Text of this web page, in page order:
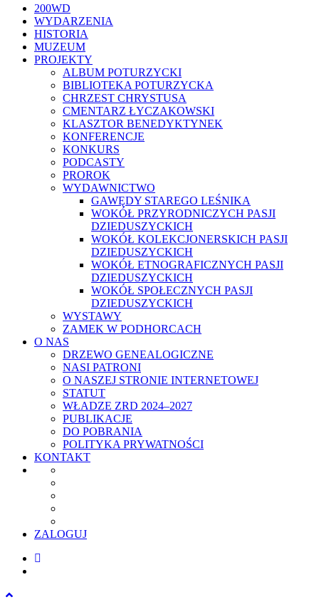
Close
Menu
200WD
WYDARZENIA
HISTORIA
MUZEUM
PROJEKTY
ALBUM POTURZYCKI
BIBLIOTEKA POTURZYCKA
CHRZEST CHRYSTUSA
CMENTARZ ŁYCZAKOWSKI
KLASZTOR BENEDYKTYNEK
KONFERENCJE
KONKURS
PODCASTY
PROROK
WYDAWNICTWO
GAWĘDY STAREGO LEŚNIKA
WOKÓŁ PRZYRODNICZYCH PASJI
DZIEDUSZYCKICH
WOKÓŁ KOLEKCJONERSKICH PASJI
DZIEDUSZYCKICH
WOKÓŁ ETNOGRAFICZNYCH PASJI
DZIEDUSZYCKICH
WOKÓŁ SPOŁECZNYCH PASJI
DZIEDUSZYCKICH
WYSTAWY
ZAMEK W PODHORCACH
O NAS
DRZEWO GENEALOGICZNE
NASI PATRONI
O NASZEJ STRONIE INTERNETOWEJ
STATUT
WŁADZE ZRD 2024–2027
PUBLIKACJE
DO POBRANIA
POLITYKA PRYWATNOŚCI
KONTAKT
ZALOGUJ